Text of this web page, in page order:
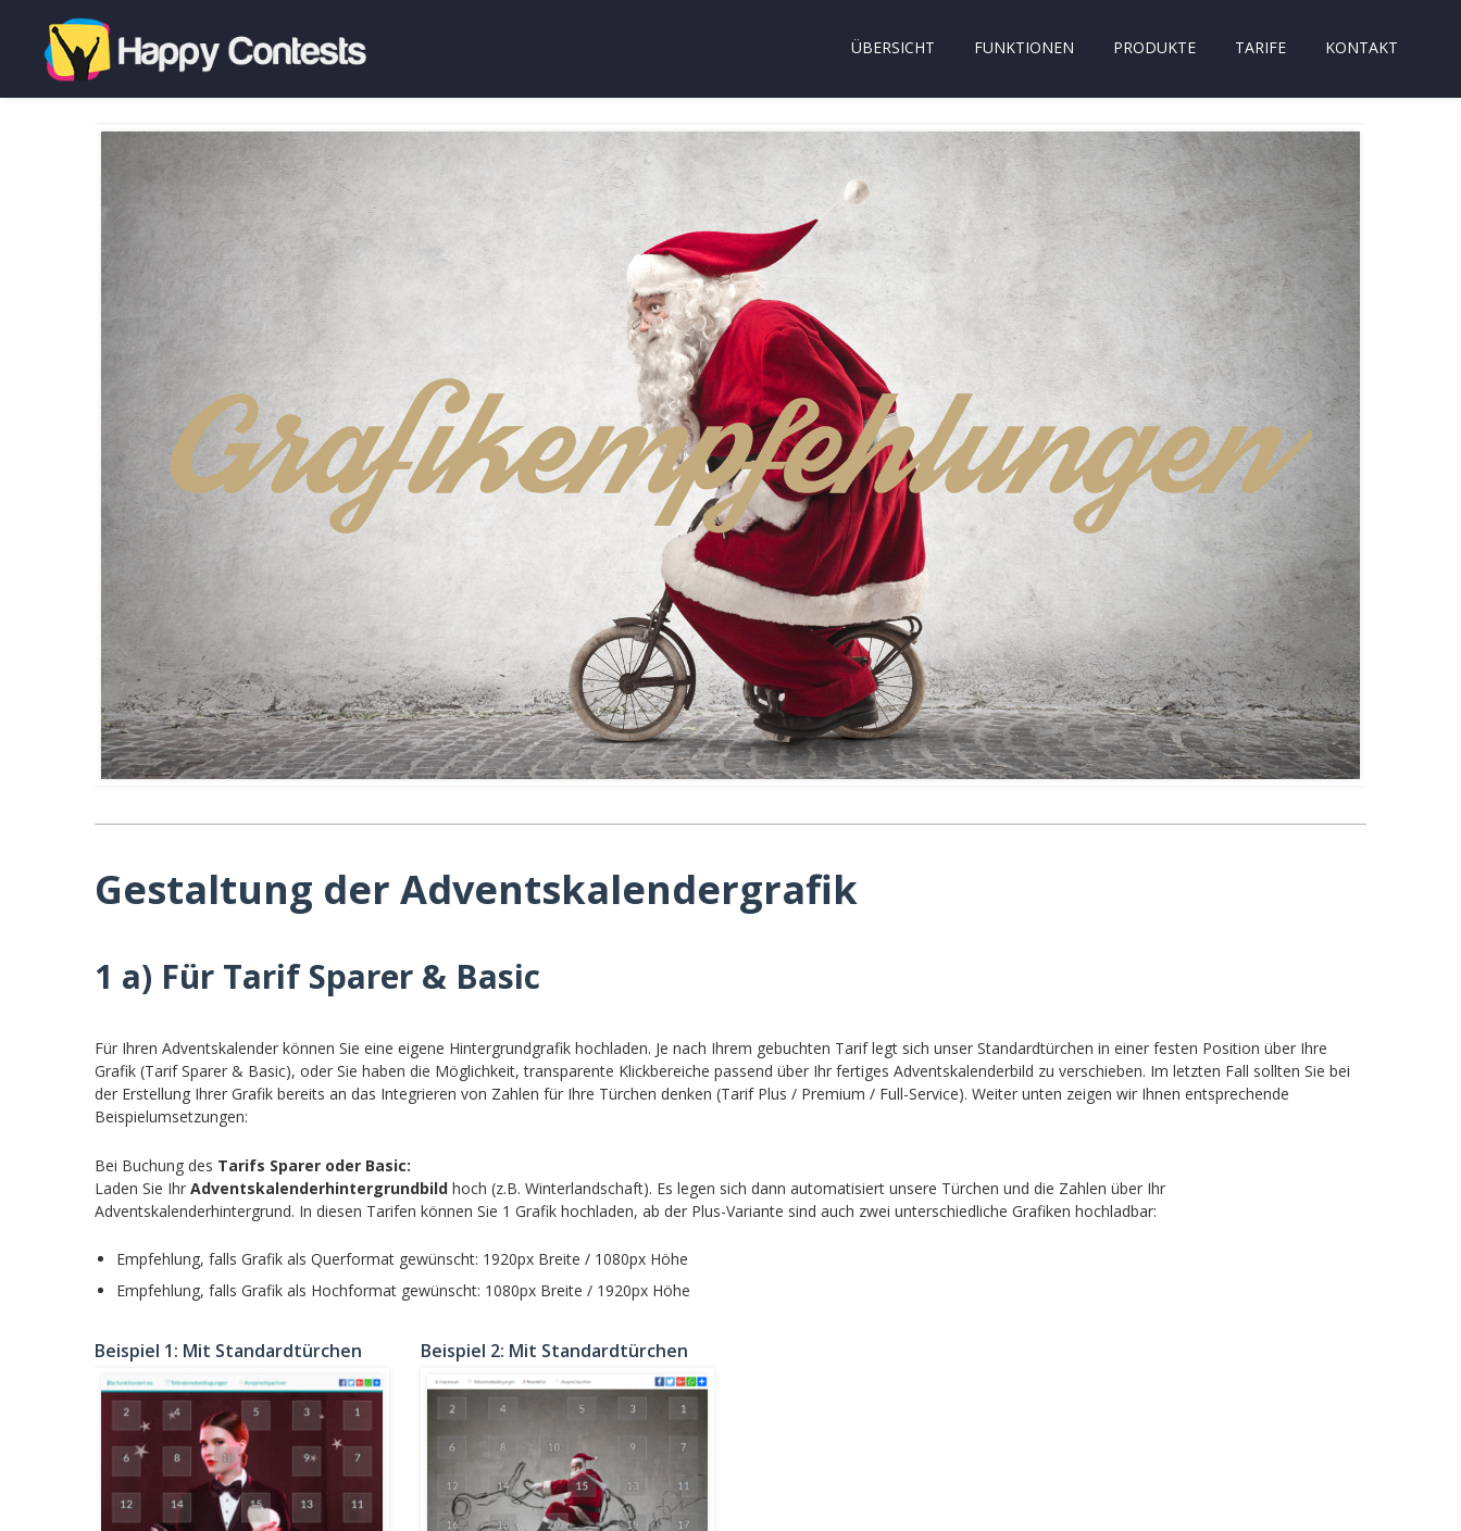
ÜBERSICHT FUNKTIONEN PRODUKTE TARIFE KONTAKT
Gestaltung der Adventskalendergrafik
1 a) Für Tarif Sparer & Basic
Für Ihren Adventskalender können Sie eine eigene Hintergrundgrafik hochladen. Je nach Ihrem gebuchten Tarif legt sich unser Standardtürchen in einer festen Position über Ihre
Grafik (Tarif Sparer & Basic), oder Sie haben die Möglichkeit, transparente Klickbereiche passend über Ihr fertiges Adventskalenderbild zu verschieben. Im letzten Fall sollten Sie bei
der Erstellung Ihrer Grafik bereits an das Integrieren von Zahlen für Ihre Türchen denken (Tarif Plus / Premium / Full-Service). Weiter unten zeigen wir Ihnen entsprechende
Beispielumsetzungen:
Bei Buchung des Tarifs Sparer oder Basic:
Laden Sie Ihr Adventskalenderhintergrundbild hoch (z.B. Winterlandschaft). Es legen sich dann automatisiert unsere Türchen und die Zahlen über Ihr
Adventskalenderhintergrund. In diesen Tarifen können Sie 1 Grafik hochladen, ab der Plus-Variante sind auch zwei unterschiedliche Grafiken hochladbar:
Empfehlung, falls Grafik als Querformat gewünscht: 1920px Breite / 1080px Höhe
Empfehlung, falls Grafik als Hochformat gewünscht: 1080px Breite / 1920px Höhe
Beispiel 1: Mit Standardtürchen Beispiel 2: Mit Standardtürchen